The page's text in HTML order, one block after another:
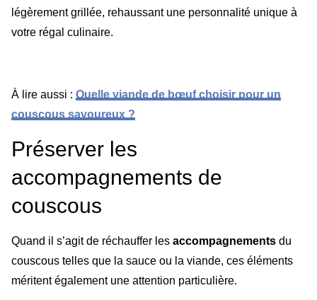
légèrement grillée, rehaussant une personnalité unique à
votre régal culinaire.
À lire aussi : Quelle viande de bœuf choisir pour un
couscous savoureux ?
Préserver les
accompagnements de
couscous
Quand il s’agit de réchauffer les accompagnements du
couscous telles que la sauce ou la viande, ces éléments
méritent également une attention particulière.